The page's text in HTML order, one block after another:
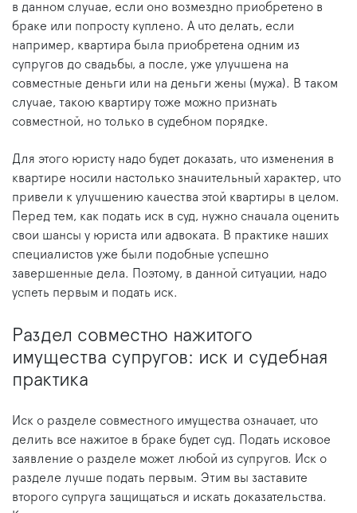
в данном случае, если оно возмездно приобретено в
браке или попросту куплено. А что делать, если
например, квартира была приобретена одним из
супругов до свадьбы, а после, уже улучшена на
совместные деньги или на деньги жены (мужа). В таком
случае, такою квартиру тоже можно признать
совместной, но только в судебном порядке.
Для этого юристу надо будет доказать, что изменения в
квартире носили настолько значительный характер, что
привели к улучшению качества этой квартиры в целом.
Перед тем, как подать иск в суд, нужно сначала оценить
свои шансы у юриста или адвоката. В практике наших
специалистов уже были подобные успешно
завершенные дела. Поэтому, в данной ситуации, надо
успеть первым и подать иск.
Раздел совместно нажитого
имущества супругов: иск и судебная
практика
Иск о разделе совместного имущества означает, что
делить все нажитое в браке будет суд. Подать исковое
заявление о разделе может любой из супругов. Иск о
разделе лучше подать первым. Этим вы заставите
второго супруга защищаться и искать доказательства.